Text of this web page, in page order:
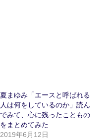
夏まゆみ「エースと呼ばれる
人は何をしているのか」読ん
でみて、心に残ったこともの
をまとめてみた
2019年6月12日